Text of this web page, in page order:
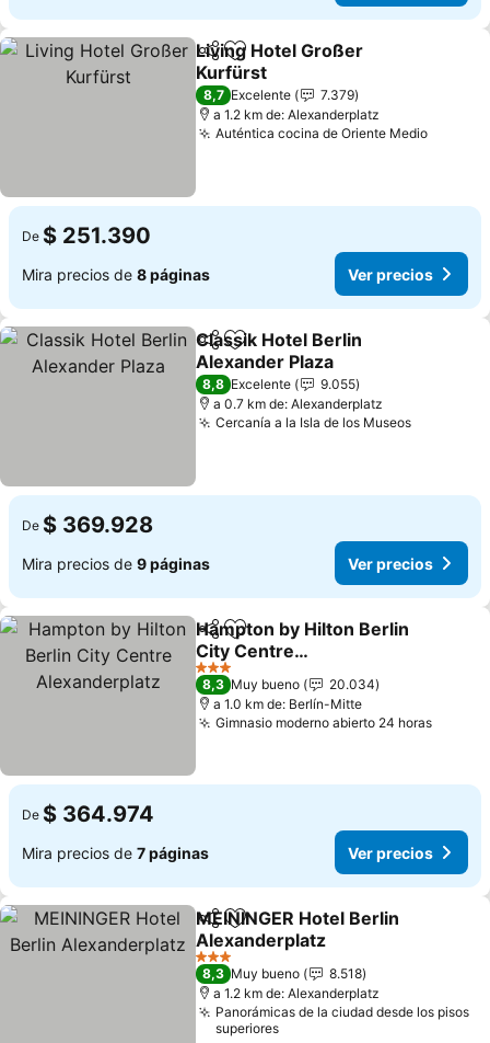
CompartirAgregar a favoritos
Living Hotel Großer
Kurfürst
Ver precios
8,7 Excelente
7.379
a 1.2 km de: Alexanderplatz
Auténtica cocina de Oriente MedioVer
De $ 251.390
Mira precios de 8 páginas Ver precios
CompartirAgregar a favoritos
Classik Hotel Berlin
Alexander Plaza
Ver precios
8,8 Excelente
9.055
a 0.7 km de: Alexanderplatz
Cercanía a la Isla de los MuseosVer
De $ 369.928
Mira precios de 9 páginas Ver precios
CompartirAgregar a favoritos
Hampton by Hilton Berlin
City Centre
Alexanderplatz
Ver precios
3 Estrellas
8,3 Muy bueno
20.034
a 1.0 km de: Berlín-Mitte
Gimnasio moderno abierto 24 horasVer
De $ 364.974
Mira precios de 7 páginas Ver precios
CompartirAgregar a favoritos
MEININGER Hotel Berlin
Alexanderplatz
Ver precios
3 Estrellas
8,3 Muy bueno
8.518
a 1.2 km de: Alexanderplatz
Panorámicas de la ciudad desde los pisos
superiores